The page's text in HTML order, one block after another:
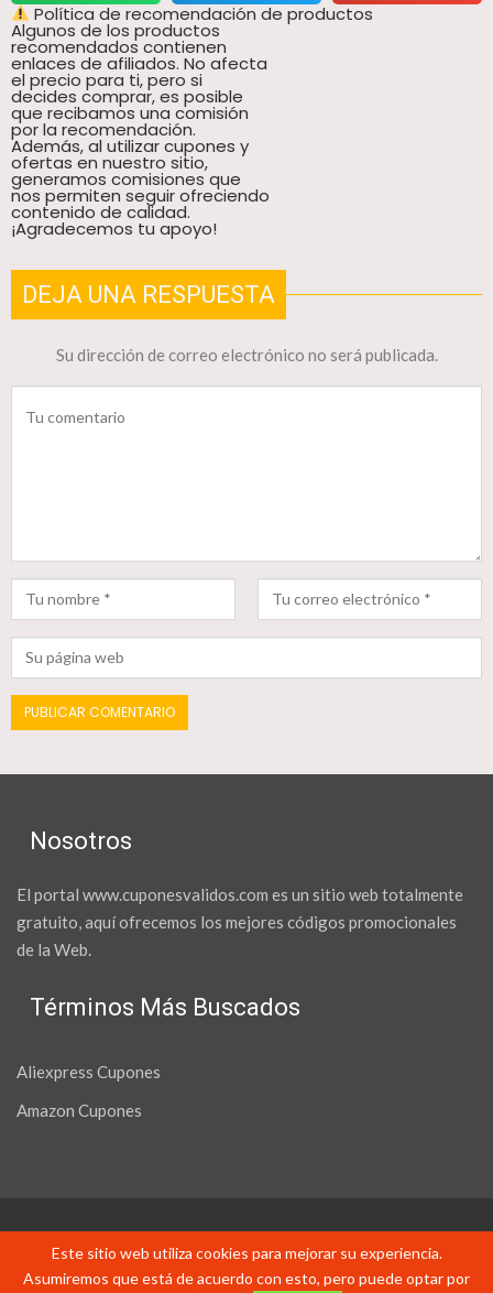
Política de recomendación de productos
Algunos de los productos
recomendados contienen
enlaces de afiliados. No afecta
el precio para ti, pero si
decides comprar, es posible
que recibamos una comisión
por la recomendación.
Además, al utilizar cupones y
ofertas en nuestro sitio,
generamos comisiones que
nos permiten seguir ofreciendo
contenido de calidad.
¡Agradecemos tu apoyo!
DEJA UNA RESPUESTA
Su dirección de correo electrónico no será publicada.
Nosotros
El portal www.cuponesvalidos.com es un sitio web totalmente
gratuito, aquí ofrecemos los mejores códigos promocionales
de la Web.
Términos Más Buscados
Aliexpress Cupones
Amazon Cupones
de la web
Este sitio web utiliza cookies para mejorar su experiencia.
Asumiremos que está de acuerdo con esto, pero puede optar por